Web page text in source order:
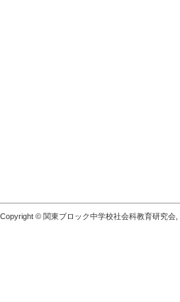
Copyright © 関東ブロック中学校社会科教育研究会,